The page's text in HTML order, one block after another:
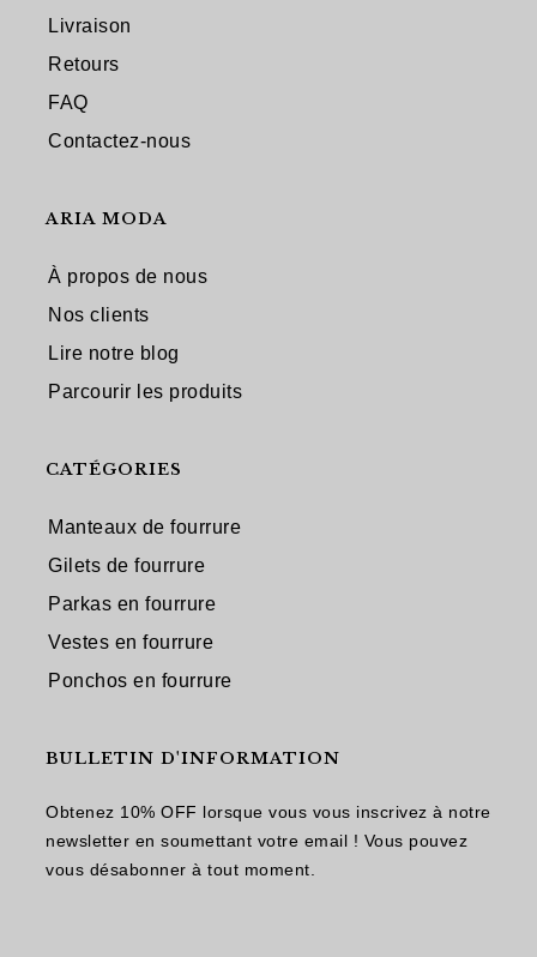
Livraison
Retours
FAQ
Contactez-nous
ARIA MODA
À propos de nous
Nos clients
Lire notre blog
Parcourir les produits
CATÉGORIES
Manteaux de fourrure
Gilets de fourrure
Parkas en fourrure
Vestes en fourrure
Ponchos en fourrure
BULLETIN D'INFORMATION
Obtenez 10% OFF lorsque vous vous inscrivez à notre
newsletter en soumettant votre email ! Vous pouvez
vous désabonner à tout moment.